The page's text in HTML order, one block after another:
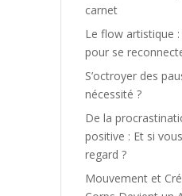
carnet
Le flow artistique
pour se
S’octroyer des
nécessité ?
De la
positive : Et si
regard ?
Mouvement et